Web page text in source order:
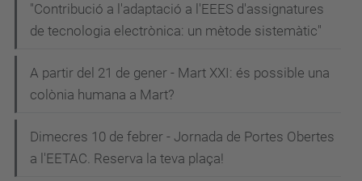
"Contribució a l'adaptació a l'EEES d'assignatures
de tecnologia electrònica: un mètode sistemàtic"
A partir del 21 de gener - Mart XXI: és possible una
colònia humana a Mart?
Dimecres 10 de febrer - Jornada de Portes Obertes
a l'EETAC. Reserva la teva plaça!